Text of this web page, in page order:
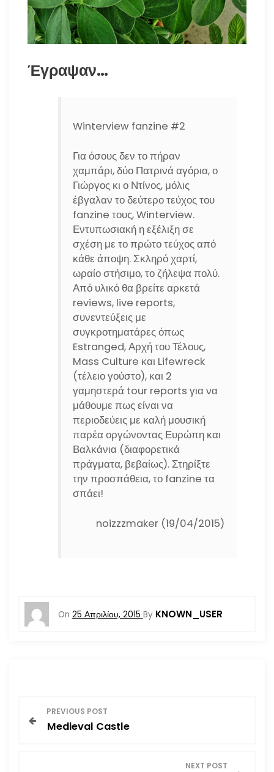
Έγραψαν…
Winterview fanzine #2
Για όσους δεν το πήραν
χαμπάρι, δύο Πατρινά αγόρια, ο
Γιώργος κι ο Ντίνος, μόλις
έβγαλαν το δεύτερο τεύχος του
fanzine τους, Winterview.
Εντυπωσιακή η εξέλιξη σε
σχέση με το πρώτο τεύχος από
κάθε άποψη. Σκληρό χαρτί,
ωραίο στήσιμο, το ζήλεψα πολύ.
Από υλικό θα βρείτε αρκετά
reviews, live reports,
συνεντεύξεις με
συγκροτηματάρες όπως
Estranged, Αρχή του Τέλους,
Mass Culture και Lifewreck
(τέλειο γούστο), και 2
γαμηστερά tour reports για να
μάθουμε πως είναι να
περιοδεύεις με καλή μουσική
παρέα οργώνοντας Ευρώπη και
Βαλκάνια (διαφορετικά
πράγματα, βεβαίως). Στηρίξτε
την προσπάθεια, το fanzine τα
σπάει!
noizzzmaker (19/04/2015)
On 25 Απριλίου, 2015 By KNOWN_USER
PREVIOUS POST
Medieval Castle
NEXT POST